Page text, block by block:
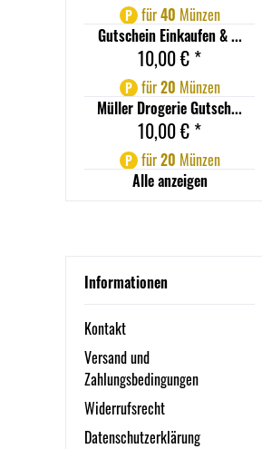
P für40 Münzen
Gutschein Einkaufen & ...
10,00 € *
P für20 Münzen
Müller Drogerie Gutsch...
10,00 € *
P für20 Münzen
Alle anzeigen
Informationen
Kontakt
Versand und
Zahlungsbedingungen
Widerrufsrecht
Datenschutzerklärung